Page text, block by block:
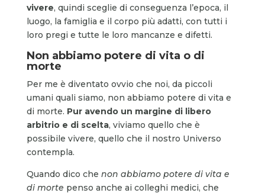
vivere, quindi sceglie di conseguenza l’epoca, il
luogo, la famiglia e il corpo più adatti, con tutti i
loro pregi e tutte le loro mancanze e difetti.
Non abbiamo potere di vita o di
morte
Per me è diventato ovvio che noi, da piccoli
umani quali siamo, non abbiamo potere di vita e
di morte. Pur avendo un margine di libero
arbitrio e di scelta, viviamo quello che è
possibile vivere, quello che il nostro Universo
contempla.
Quando dico che non abbiamo potere di vita e
di morte penso anche ai colleghi medici, che